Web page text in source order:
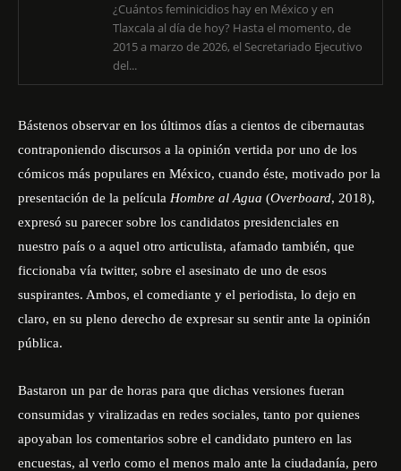
¿Cuántos feminicidios hay en México y en
Tlaxcala al día de hoy? Hasta el momento, de
2015 a marzo de 2026, el Secretariado Ejecutivo
del...
Bástenos observar en los últimos días a cientos de cibernautas
contraponiendo discursos a la opinión vertida por uno de los
cómicos más populares en México, cuando éste, motivado por la
presentación de la película Hombre al Agua (Overboard, 2018),
expresó su parecer sobre los candidatos presidenciales en
nuestro país o a aquel otro articulista, afamado también, que
ficcionaba vía twitter, sobre el asesinato de uno de esos
suspirantes. Ambos, el comediante y el periodista, lo dejo en
claro, en su pleno derecho de expresar su sentir ante la opinión
pública.
Bastaron un par de horas para que dichas versiones fueran
consumidas y viralizadas en redes sociales, tanto por quienes
apoyaban los comentarios sobre el candidato puntero en las
encuestas, al verlo como el menos malo ante la ciudadanía, pero